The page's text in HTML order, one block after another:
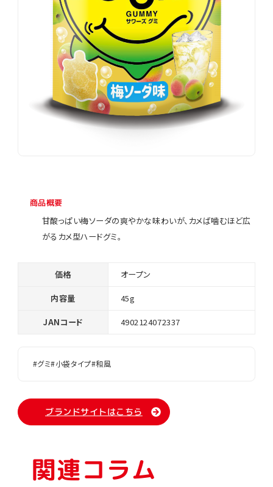
商品概要
甘酸っぱい梅ソーダの爽やかな味わいが、カメば噛むほど広
がるカメ型ハードグミ。
価格 オープン
内容量 45g
JANコード 4902124072337
#グミ#小袋タイプ#和風
ブランドサイトはこちら
関連コラム